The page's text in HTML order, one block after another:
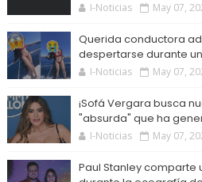
I-Noticias May 07,
Querida conductora
despertarse durante
I-Noticias May 07,
¡Sofá Vergara busca
"absurda" que ha
I-Noticias May 07,
Paul Stanley